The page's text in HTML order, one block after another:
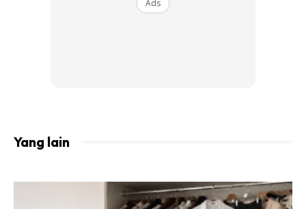
menghilangkan minyak yang berlebihan, menjaga
Ads
Yang lain